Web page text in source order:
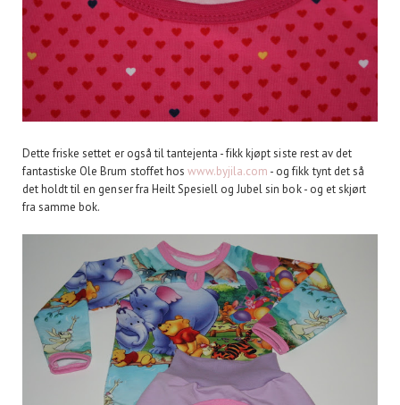
Dette friske settet er også til tantejenta - fikk kjøpt siste rest av det
fantastiske Ole Brum stoffet hos www.byjila.com - og fikk tynt det så
det holdt til en genser fra Heilt Spesiell og Jubel sin bok - og et skjørt
fra samme bok.